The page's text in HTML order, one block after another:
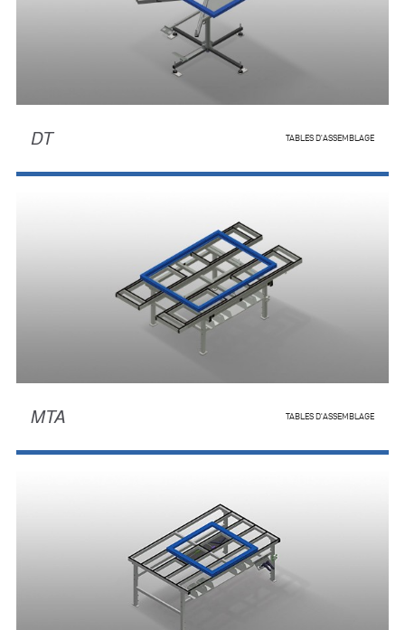
DT TABLES D'ASSEMBLAGE
MTA TABLES D'ASSEMBLAGE